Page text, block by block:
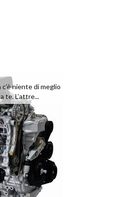
niente di meglio
te. L’attre...